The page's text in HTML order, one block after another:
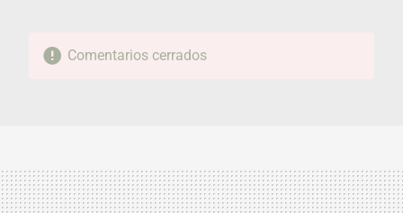
Comentarios cerrados